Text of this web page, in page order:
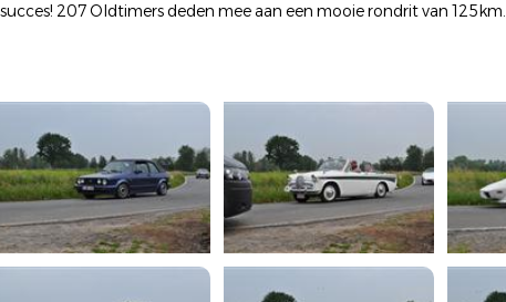
207 Oldtimers deden mee aan een mooie rondrit van 125km.